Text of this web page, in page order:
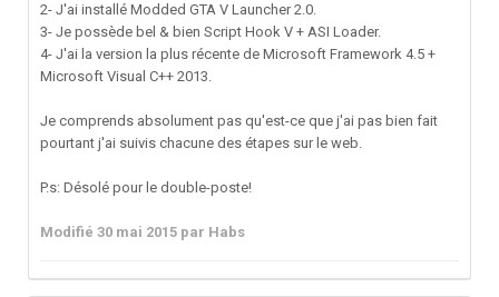
2- J'ai installé Modded GTA V Launcher 2.0.
3- Je possède bel & bien Script Hook V + ASI Loader.
4- J'ai la version la plus récente de Microsoft Framework 4.5 +
Microsoft Visual C++ 2013.
Je comprends absolument pas qu'est-ce que j'ai pas bien fait
pourtant j'ai suivis chacune des étapes sur le web.
P.s: Désolé pour le double-poste!
Modifié 30 mai 2015 par Habs